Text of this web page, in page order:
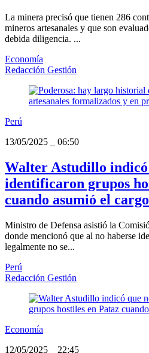
La minera precisó que tienen 286
mineros artesanales y que son
debida diligencia. ...
Economía
Redacción Gestión
Perú
13/05/2025
06:50
Walter Astudillo indicó
identificaron grupos
cuando asumió el cargo
Ministro de Defensa asistió la
donde mencionó que al no haberse
legalmente no se...
Perú
Redacción Gestión
Economía
12/05/2025
22:45